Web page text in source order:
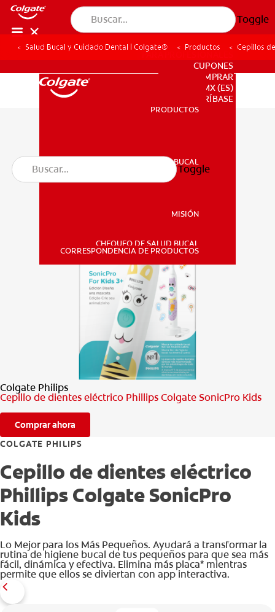
Toggle
PRODUCTOS
SALUD BUCAL
CHEQUEO DE SALUD BUCAL
CORRESPONDENCIA DE PRODUCTOS
PARA PROFESIONALES
SUSCRÍBASE
PARA PROFESIONALES
CUPONES
DONDE COMPRAR
MX (ES)
SUSCRÍBASE
PRODUCTOS
SALUD BUCAL
MISIÓN
CHEQUEO DE SALUD BUCAL
CORRESPONDENCIA DE PRODUCTOS
Toggle
Salud Bucal y Cuidado Dental | Colgate® Productos Cepillos
Colgate Philips
Cepillo de dientes eléctrico Phillips Colgate SonicPro Kids
Comprar ahora
COLGATE PHILIPS
Cepillo de dientes eléctrico
Phillips Colgate SonicPro
Kids
Lo Mejor para los Más Pequeños. Ayudará a transformar la
rutina de higiene bucal de tus pequeños para que sea más
fácil, dinámica y efectiva. Elimina más placa* mientras
permite que ellos se diviertan con app interactiva.